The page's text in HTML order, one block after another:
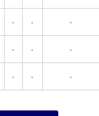
- - -
- - -
- - -